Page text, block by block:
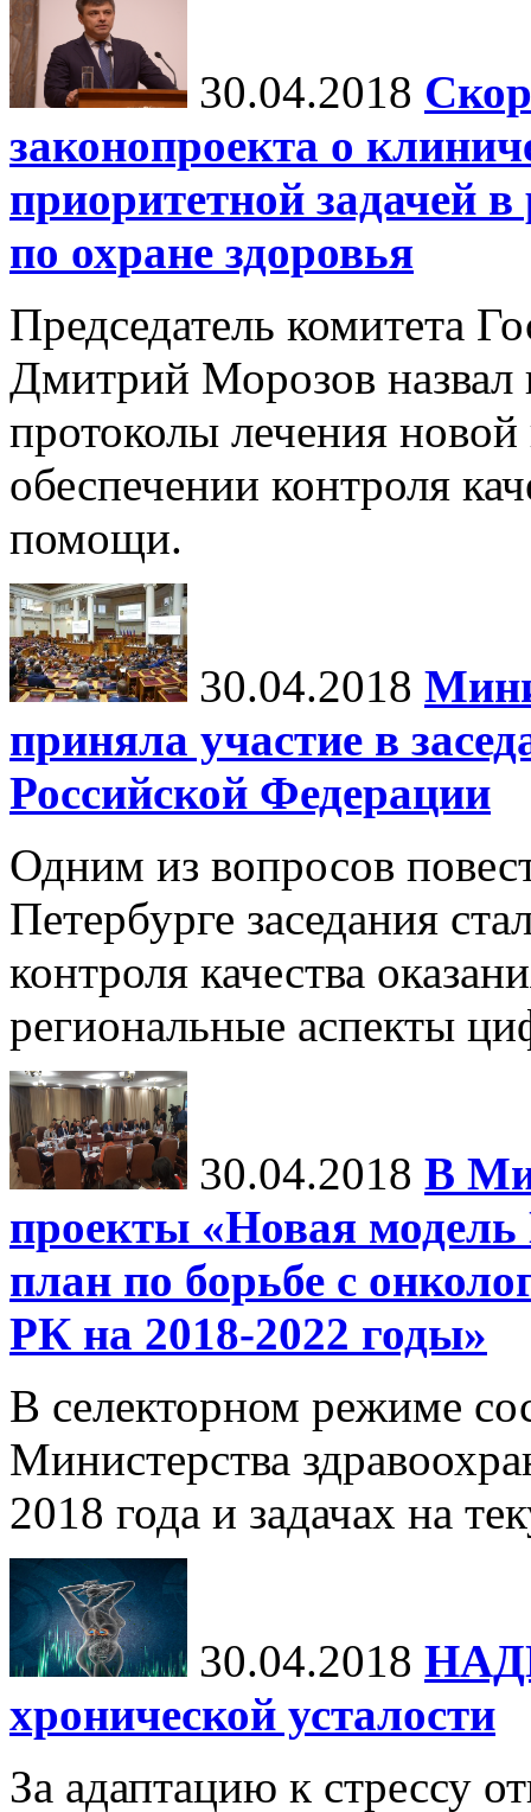
30.04.2018
законопроекта о
приоритетной задачей
по охране здоровья
Председатель комитета
Дмитрий Морозов назвал
протоколы лечения новой
обеспечении контроля
помощи.
30.04.2018
приняла участие в
Российской Федерации
Одним из вопросов
Петербурге заседания
контроля качества
региональные аспекты
30.04.2018 В
проекты «Новая
план по борьбе с
РК на 2018-2022 годы»
В селекторном режиме
Министерства
2018 года и задачах на
30.04.2018
хронической усталости
За адаптацию к стрессу